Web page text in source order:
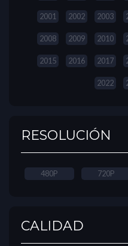
2001 2002 2003
2008 2009 2010
2015 2016 2017
2022
RESOLUCIÓN
480P 720P
CALIDAD